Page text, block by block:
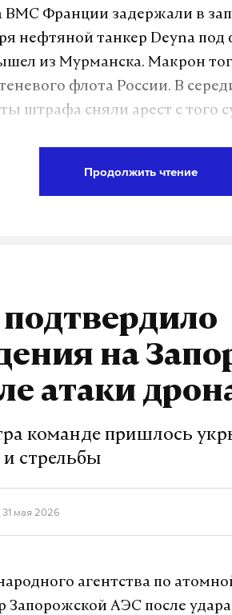
ВМС Франции задержали в
нефтяной танкер Deyna
из Мурманска. Макрон
флота России. В
штрафа сняли арест с того
MAX. Он работает
А еще мы есть вTelegram,
отдела «undefined»
Продолжить чтение
на
атаки
команде пришлось
и стрельбы
мая 2026
агентства по
Запорожской АЭС после